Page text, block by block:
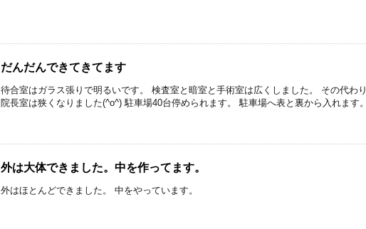
だんだんできてきてます
待合室はガラス張りで明るいです。 検査室と暗室と手術室は広くしました。 その代わり
院長室は狭くなりました(^o^) 駐車場40台停められます。 駐車場へ表と裏から入れます。
外は大体できました。中を作ってます。
外はほとんどできました。 中をやっています。